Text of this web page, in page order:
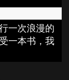
一次浪漫的
一本书，我